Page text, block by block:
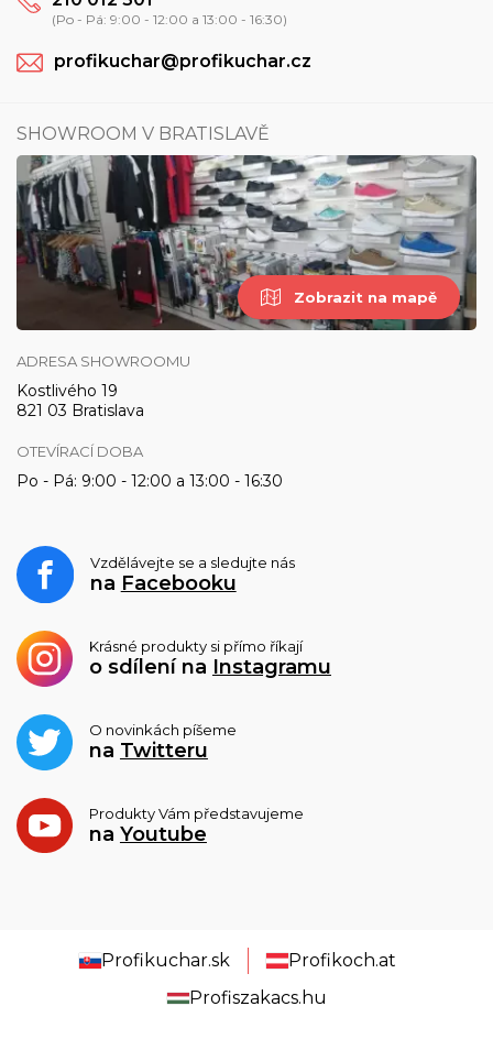
(Po - Pá: 9:00 - 12:00 a 13:00 - 16:30)
profikuchar@profikuchar.cz
SHOWROOM V BRATISLAVĚ
Zobrazit na mapě
ADRESA SHOWROOMU
Kostlivého 19
821 03 Bratislava
OTEVÍRACÍ DOBA
Po - Pá: 9:00 - 12:00 a 13:00 - 16:30
Vzdělávejte se a sledujte nás
na Facebooku
Krásné produkty si přímo říkají
o sdílení na Instagramu
O novinkách píšeme
na Twitteru
Produkty Vám představujeme
na Youtube
Profikuchar.sk
Profikoch.at
Profiszakacs.hu